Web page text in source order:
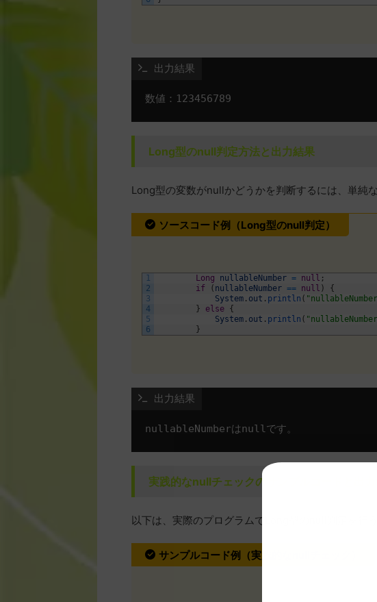
出力結果
Long型のnull判定方法と出力結果
Long型の変数がnullかどうかを判断するには、単純
ソースコード例（Long型のnull判定）
1
2
3
4
5
6
Long nullableNumber = null ;
if
( nullableNumber == null )
{
System . out . println (
}
else {
System . out . println ( "nullableNumber
}
出力結果
実践的なnullチェックのサンプルコードと出力
以下は、実際のプログラムでLong型のnull判定を行
サンプルコード例（実践的なnullチェック）